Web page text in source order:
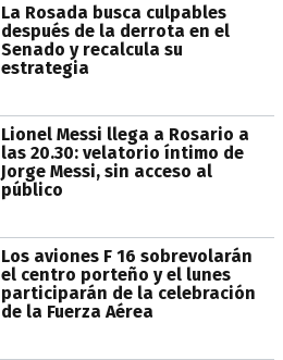
La Rosada busca culpables
después de la derrota en el
Senado y recalcula su
estrategia
Lionel Messi llega a Rosario a
las 20.30: velatorio íntimo de
Jorge Messi, sin acceso al
público
Los aviones F 16 sobrevolarán
el centro porteño y el lunes
participarán de la celebración
de la Fuerza Aérea